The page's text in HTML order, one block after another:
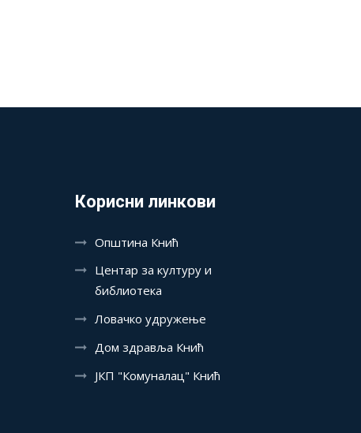
Корисни линкови
Општина Кнић
Центар за културу и
библиотека
Ловачко удружење
Дом здравља Кнић
ЈКП "Комуналац" Кнић